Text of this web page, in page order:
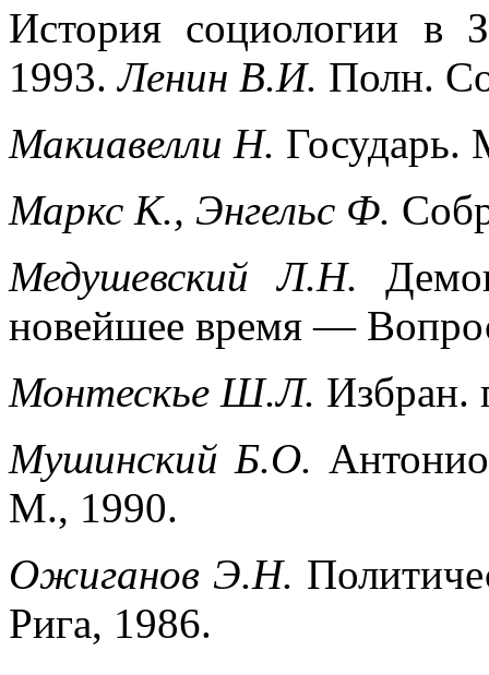
История социологии
1993.Ленин В.И. Полн.
Макиавелли Н. Государь.
Маркс К., Энгельс Ф.
Медушевский Л.Н.
новейшее время —
Монтескье Ш.Л. Избран.
Мушинский Б.О.
М., 1990.
Ожиганов Э.Н.
Рига, 1986.